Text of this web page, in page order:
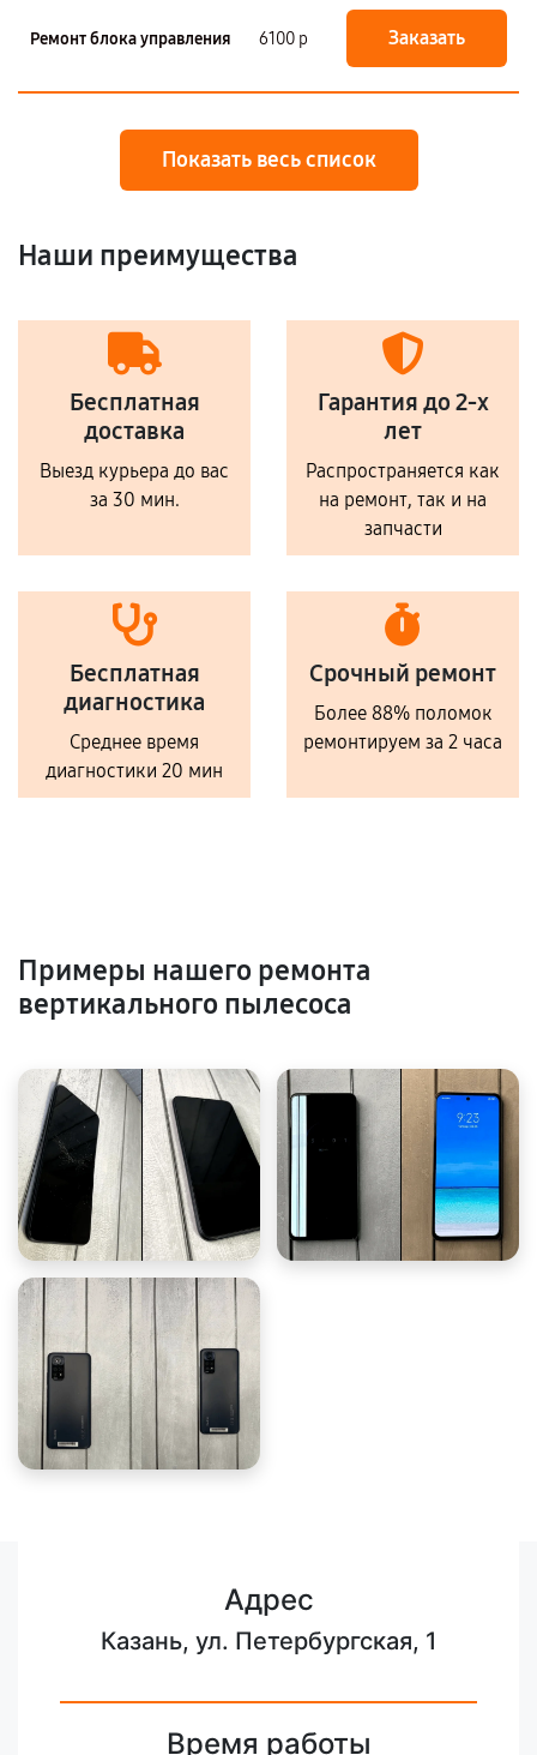
Ремонт блока управления 6100 р Заказать
Показать весь список
Наши преимущества
Бесплатная
доставка
Выезд курьера до вас
за 30 мин.
Гарантия до 2-х
лет
Распространяется как
на ремонт, так и на
запчасти
Бесплатная
диагностика
Среднее время
диагностики 20 мин
Срочный ремонт
Более 88% поломок
ремонтируем за 2 часа
Примеры нашего ремонта
вертикального пылесоса
Адрес
Казань, ул. Петербургская, 1
Время работы